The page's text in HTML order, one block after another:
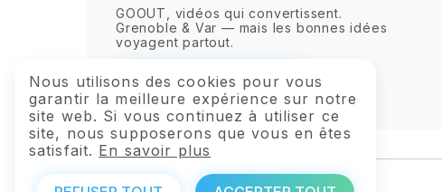
GOOUT, vidéos qui convertissent.
Grenoble & Var — mais les bonnes idées
voyagent partout.
J’explose ma visibilité
Nous utilisons des cookies pour vous
garantir la meilleure expérience sur notre
site web. Si vous continuez à utiliser ce
site, nous supposerons que vous en êtes
satisfait. En savoir plus